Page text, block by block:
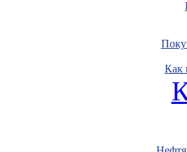
Как